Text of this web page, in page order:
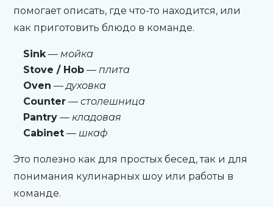
помогает описать, где что-то находится, или
как приготовить блюдо в команде.
Sink—мойка
Stove / Hob —плита
Oven —духовка
Counter —столешница
Pantry —кладовая
Cabinet —шкаф
Это полезно как для простых бесед, так и для
понимания кулинарных шоу или работы в
команде.